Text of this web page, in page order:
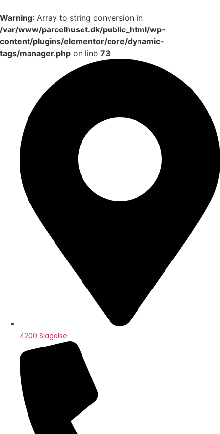
Warning: Array to string conversion in
/var/www/parcelhuset.dk/public_html/wp-
content/plugins/elementor/core/dynamic-
tags/manager.php on line 73
4200 Slagelse